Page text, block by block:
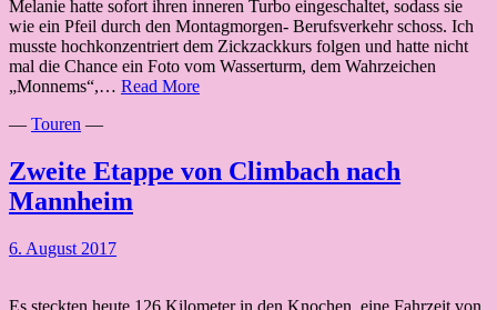
Melanie hatte sofort ihren inneren Turbo eingeschaltet, sodass sie
wie ein Pfeil durch den Montagmorgen- Berufsverkehr schoss. Ich
musste hochkonzentriert dem Zickzackkurs folgen und hatte nicht
mal die Chance ein Foto vom Wasserturm, dem Wahrzeichen
„Monnems“,… Read MoreVon
Frankfurts
— Touren —
Zweite Etappe von Climbach nach
Mannheim
6. August 2017
Es steckten heute 126 Kilometer in den Knochen, eine Fahrzeit von